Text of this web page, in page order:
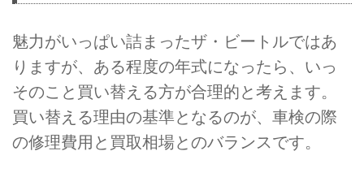
魅力がいっぱい詰まったザ・ビートルではあ
りますが、ある程度の年式になったら、いっ
そのこと買い替える方が合理的と考えます。
買い替える理由の基準となるのが、車検の際
の修理費用と買取相場とのバランスです。